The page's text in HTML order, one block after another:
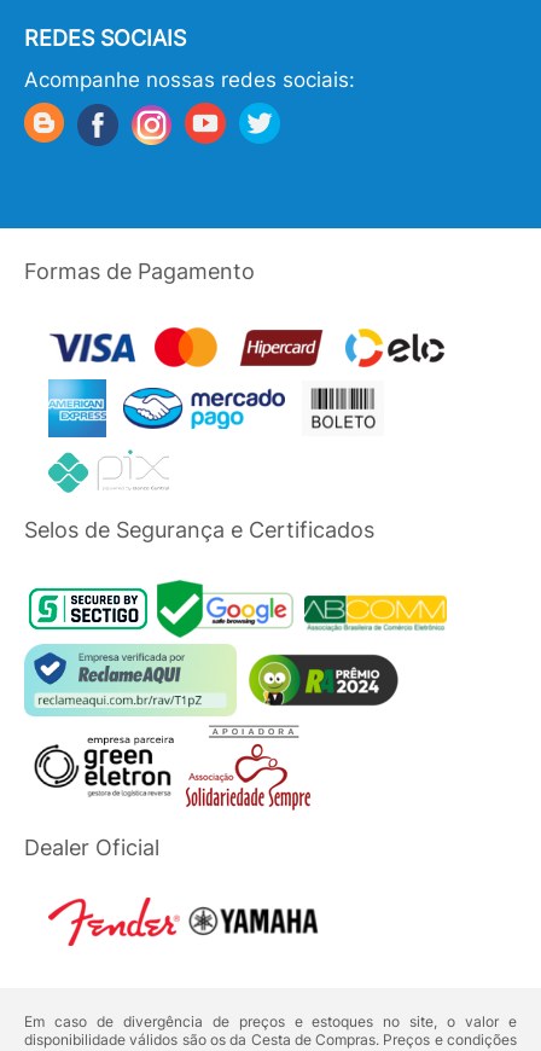
REDES SOCIAIS
Acompanhe nossas redes sociais:
Formas de Pagamento
Selos de Segurança e Certificados
Dealer Oficial
Em caso de divergência de preços e estoques no site, o valor e
disponibilidade válidos são os da Cesta de Compras. Preços e condições